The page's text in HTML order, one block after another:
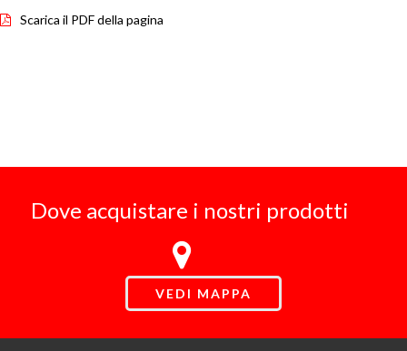
Scarica il PDF della pagina
Dove acquistare i nostri prodotti
VEDI MAPPA